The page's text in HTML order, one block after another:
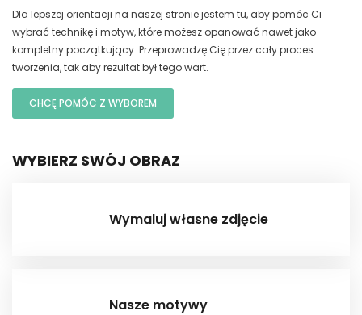
Dla lepszej orientacji na naszej stronie jestem tu, aby pomóc Ci
wybrać technikę i motyw, które możesz opanować nawet jako
kompletny początkujący. Przeprowadzę Cię przez cały proces
tworzenia, tak aby rezultat był tego wart.
CHCĘ POMÓC Z WYBOREM
WYBIERZ SWÓJ OBRAZ
Wymaluj własne zdjęcie
Nasze motywy